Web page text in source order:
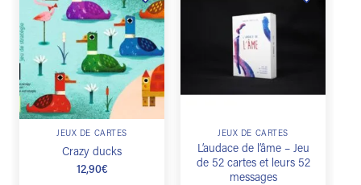
Ajouter
à la
liste de
souhaits
JEUX DE CARTES
Crazy ducks
12,90€
JEUX DE CARTES
L’audace de l’âme – Jeu
de 52 cartes et leurs 52
messages